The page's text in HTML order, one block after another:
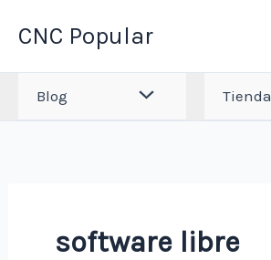
CNC Popular
Blog Tienda
software libre